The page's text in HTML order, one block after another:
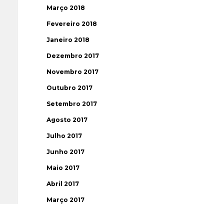
Março 2018
Fevereiro 2018
Janeiro 2018
Dezembro 2017
Novembro 2017
Outubro 2017
Setembro 2017
Agosto 2017
Julho 2017
Junho 2017
Maio 2017
Abril 2017
Março 2017